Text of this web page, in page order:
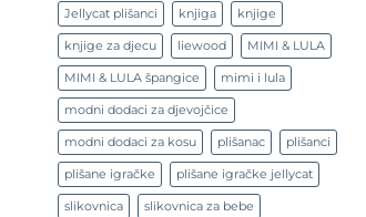
Jellycat plišanci knjiga knjige
knjige za djecu liewood MIMI & LULA
MIMI & LULA špangice mimi i lula
modni dodaci za djevojčice
modni dodaci za kosu plišanac plišanci
plišane igračke plišane igračke jellycat
slikovnica slikovnica za bebe